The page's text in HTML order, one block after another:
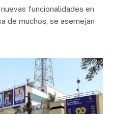
funcionalidades en
de muchos, se asemejan